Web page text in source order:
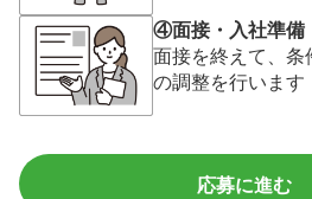
④面接・入社準備
面接を終えて、
の調整を行います
応募に進む